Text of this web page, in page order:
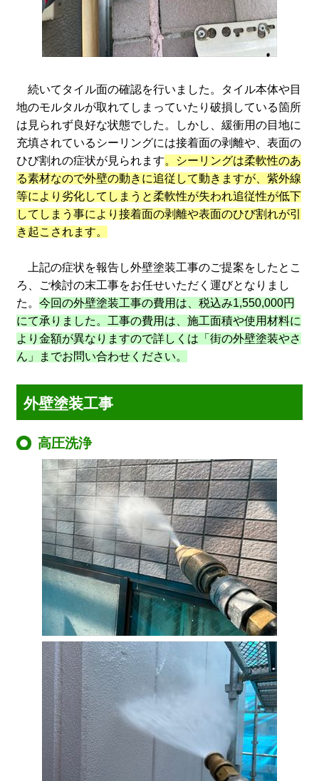
続いてタイル面の確認を行いました。タイル本体や目
地のモルタルが取れてしまっていたり破損している箇所
は見られず良好な状態でした。しかし、緩衝用の目地に
充填されているシーリングには接着面の剥離や、表面の
ひび割れの症状が見られます。シーリングは柔軟性のあ
る素材なので外壁の動きに追従して動きますが、紫外線
等により劣化してしまうと柔軟性が失われ追従性が低下
してしまう事により接着面の剥離や表面のひび割れが引
き起こされます。
上記の症状を報告し外壁塗装工事のご提案をしたとこ
ろ、ご検討の末工事をお任せいただく運びとなりまし
た。 今回の外壁塗装工事の費用は、税込み1,550,000円
にて承りました。工事の費用は、施工面積や使用材料に
より金額が異なりますので詳しくは「街の外壁塗装やさ
ん」までお問い合わせください。
外壁塗装工事
高圧洗浄